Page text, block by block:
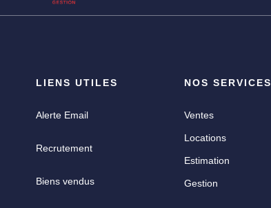
LIENS UTILES
Alerte Email
Recrutement
Biens vendus
NOS SERVICES
Ventes
Locations
Estimation
Gestion